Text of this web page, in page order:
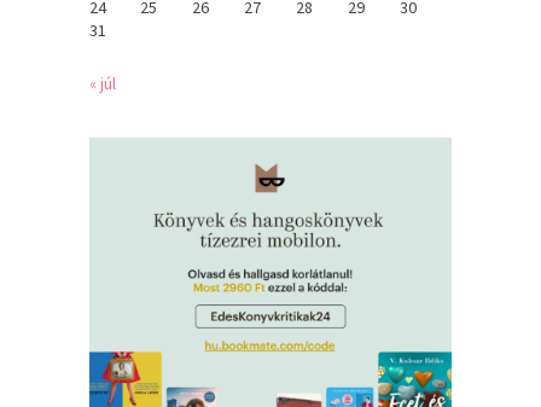
24
25 26 27 28 29
30
31
« júl